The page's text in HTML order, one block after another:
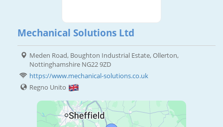
Mechanical Solutions Ltd
Meden Road, Boughton Industrial Estate, Ollerton,
Nottinghamshire NG22 9ZD
https://www.mechanical-solutions.co.uk
Regno Unito